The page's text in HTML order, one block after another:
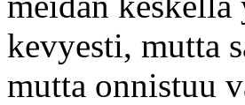
kevyesti, mutta
mutta onnistuu